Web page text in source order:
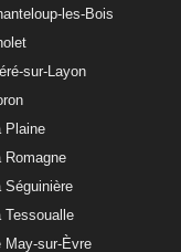
les-Bois
sur-Layon
Plaine
Romagne
Séguinière
Tessoualle
May-sur-Èvre